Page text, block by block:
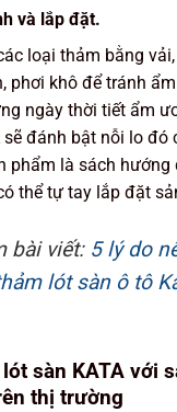
và lắp đặt.
loại thảm bằng
phơi khô để tránh
ngày thời tiết ẩm
sẽ đánh bật nỗi lo đó
phẩm là sách hướng
thể tự tay lắp đặt
bài viết: 5 lý do
lót sàn ô tô
sàn KATA với
thị trường